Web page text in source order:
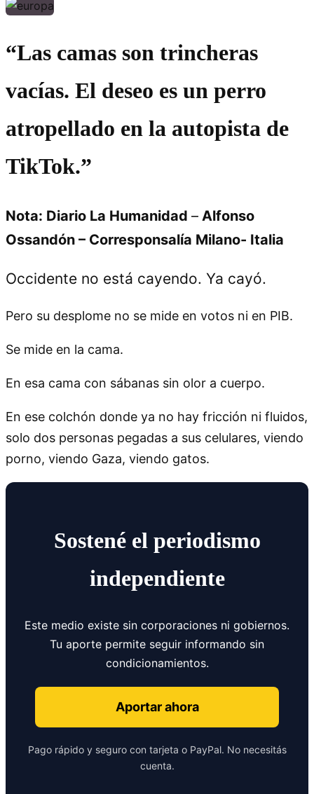
“Las camas son trincheras
vacías. El deseo es un perro
atropellado en la autopista de
TikTok.”
Nota: Diario La Humanidad – Alfonso
Ossandón – Corresponsalía Milano- Italia
Occidente no está cayendo. Ya cayó.
Pero su desplome no se mide en votos ni en PIB.
Se mide en la cama.
En esa cama con sábanas sin olor a cuerpo.
En ese colchón donde ya no hay fricción ni fluidos,
solo dos personas pegadas a sus celulares, viendo
porno, viendo Gaza, viendo gatos.
Sostené el periodismo
independiente
Este medio existe sin corporaciones ni gobiernos.
Tu aporte permite seguir informando sin
condicionamientos.
Aportar ahora
Pago rápido y seguro con tarjeta o PayPal. No necesitás
cuenta.